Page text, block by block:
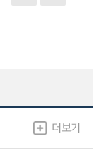
더보기